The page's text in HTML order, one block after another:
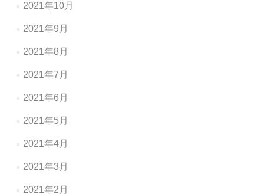
2021年10月
2021年9月
2021年8月
2021年7月
2021年6月
2021年5月
2021年4月
2021年3月
2021年2月